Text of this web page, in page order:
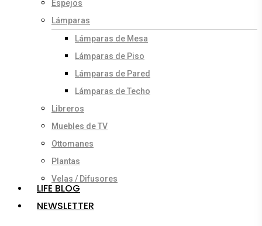
Espejos
Lámparas
Lámparas de Mesa
Lámparas de Piso
Lámparas de Pared
Lámparas de Techo
Libreros
Muebles de TV
Ottomanes
Plantas
Velas / Difusores
LIFE BLOG
NEWSLETTER